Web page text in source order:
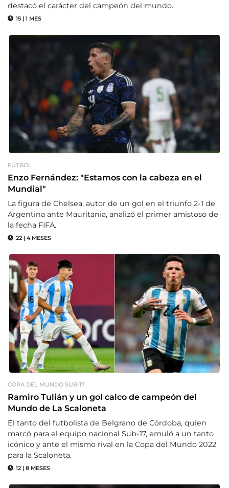
destacó el carácter del campeón del mundo.
15 | 1 MES
FÚTBOL
Enzo Fernández: "Estamos con la cabeza en el
Mundial"
La figura de Chelsea, autor de un gol en el triunfo 2-1 de
Argentina ante Mauritania, analizó el primer amistoso de
la fecha FIFA.
22 | 4 MESES
COPA DEL MUNDO SUB-17
Ramiro Tulián y un gol calco de campeón del
Mundo de La Scaloneta
El tanto del futbolista de Belgrano de Córdoba, quien
marcó para el equipo nacional Sub-17, emuló a un tanto
icónico y ante el mismo rival en la Copa del Mundo 2022
para la Scaloneta.
12 | 8 MESES